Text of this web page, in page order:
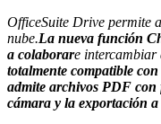
OfficeSuite Drive permite
nube.La nueva función
a colaborare intercambiar
totalmente compatible
admite archivos PDF con
cámara y la exportación